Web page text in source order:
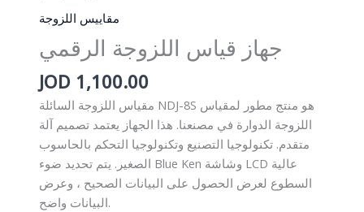
مقاييس اللزوجة
جهاز قياس اللزوجة الرقمي
JOD 1,100.00
مقياس اللزوجة السائلة NDJ-8S هو منتج مطور لمقياس
اللزوجة الدوارة في مصنعنا. هذا الجهاز يعتمد تصميم آلة
متقدم. تكنولوجيا التصنيع وتكنولوجيا التحكم بالحاسوب
الصغير. يتم تحديد ضوء Blue Ken وشاشة LCD عالية
السطوع لعرض الحصول على البيانات الصحيح ، وعرض
البيانات واضح.